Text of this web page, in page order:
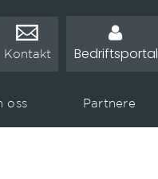
Kontakt
Kontakt Bedriftsportal
Bedriftsportal
oss Partnere